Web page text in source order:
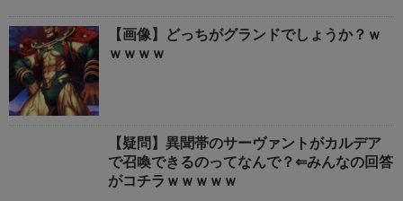
【画像】どっちがグランドでしょうか？ｗ
ｗｗｗｗ
【疑問】異聞帯のサーヴァントがカルデア
で召喚できるのってなんで？⇐みんなの回答
がコチラｗｗｗｗｗ